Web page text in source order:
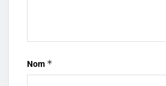
Nom *